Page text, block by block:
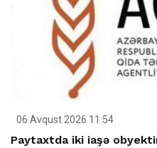
06 Avqust 2026 11:54
Paytaxtda iki iaşə